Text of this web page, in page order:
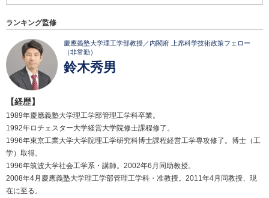
ランキング監修
慶應義塾大学理工学部教授／内閣府 上席科学技術政策フェロー
（非常勤）
鈴木秀男
【経歴】
1989年慶應義塾大学理工学部管理工学科卒業。
1992年ロチェスター大学経営大学院修士課程修了。
1996年東京工業大学大学院理工学研究科博士課程経営工学専攻修了。博士（工
学）取得。
1996年筑波大学社会工学系・講師。2002年6月同助教授。
2008年4月慶應義塾大学理工学部管理工学科・准教授。2011年4月同教授、現
在に至る。